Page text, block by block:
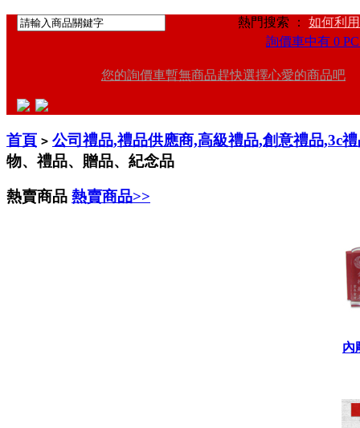
熱門搜索 ： 如何利
詢價車中有 0
您的詢價車暫無商品趕快選擇心愛的商品吧
首頁 > 公司禮品,禮品供應商,高級禮品,創意禮品,3c
物、禮品、贈品、紀念品
熱賣商品 熱賣商品>>
內